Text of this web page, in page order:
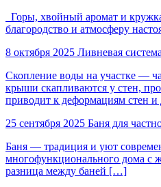
Горы, хвойный аромат и
благородство и атмосферу
8 октября 2025 Ливневая
Скопление воды на участке —
крыши скапливаются у стен,
приводит к деформациям стен
25 сентября 2025 Баня для
Баня — традиция и уют
многофункционального дома с
разница между баней […]